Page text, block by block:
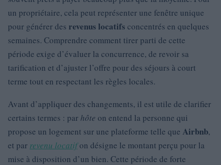
un propriétaire, cela peut représenter une fenêtre unique
pour générer des revenus locatifs concentrés en quelques
semaines. Comprendre comment tirer parti de cette
période exige d’évaluer la concurrence, de revoir sa
tarification et d’ajuster l’offre pour des séjours à court
terme tout en respectant les règles locales.
Avant d’appliquer des changements, il est utile de clarifier
certains termes : parhôte on entend la personne qui
propose un logement sur une plateforme telle que Airbnb,
et par revenu locatifon désigne le montant perçu pour la
mise à disposition d’un bien. Cette période de forte